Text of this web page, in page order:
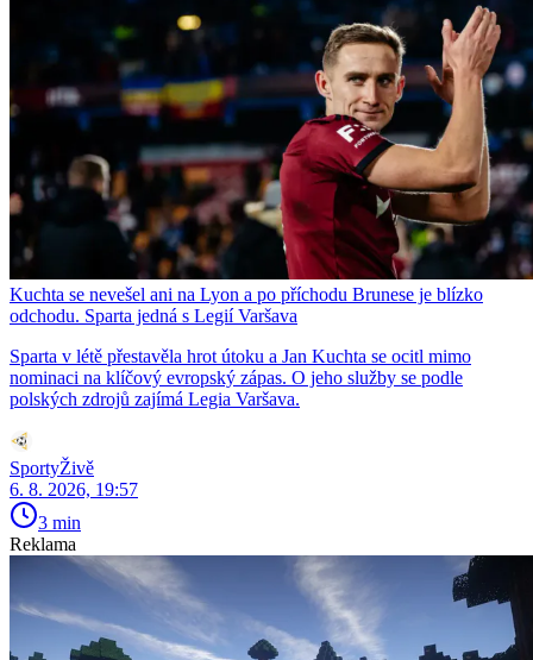
Kuchta se nevešel ani na Lyon a po příchodu Brunese je blízko
odchodu. Sparta jedná s Legií Varšava
Sparta v létě přestavěla hrot útoku a Jan Kuchta se ocitl mimo
nominaci na klíčový evropský zápas. O jeho služby se podle
polských zdrojů zajímá Legia Varšava.
SportyŽivě
6. 8. 2026, 19:57
3 min
Reklama